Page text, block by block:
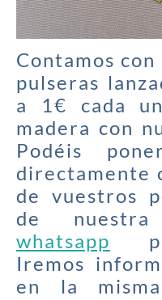
Contamos
pulseras
a 1€ cada
madera con
Podéis
directamente
de vuestros
de
whatsapp
Iremos
en la